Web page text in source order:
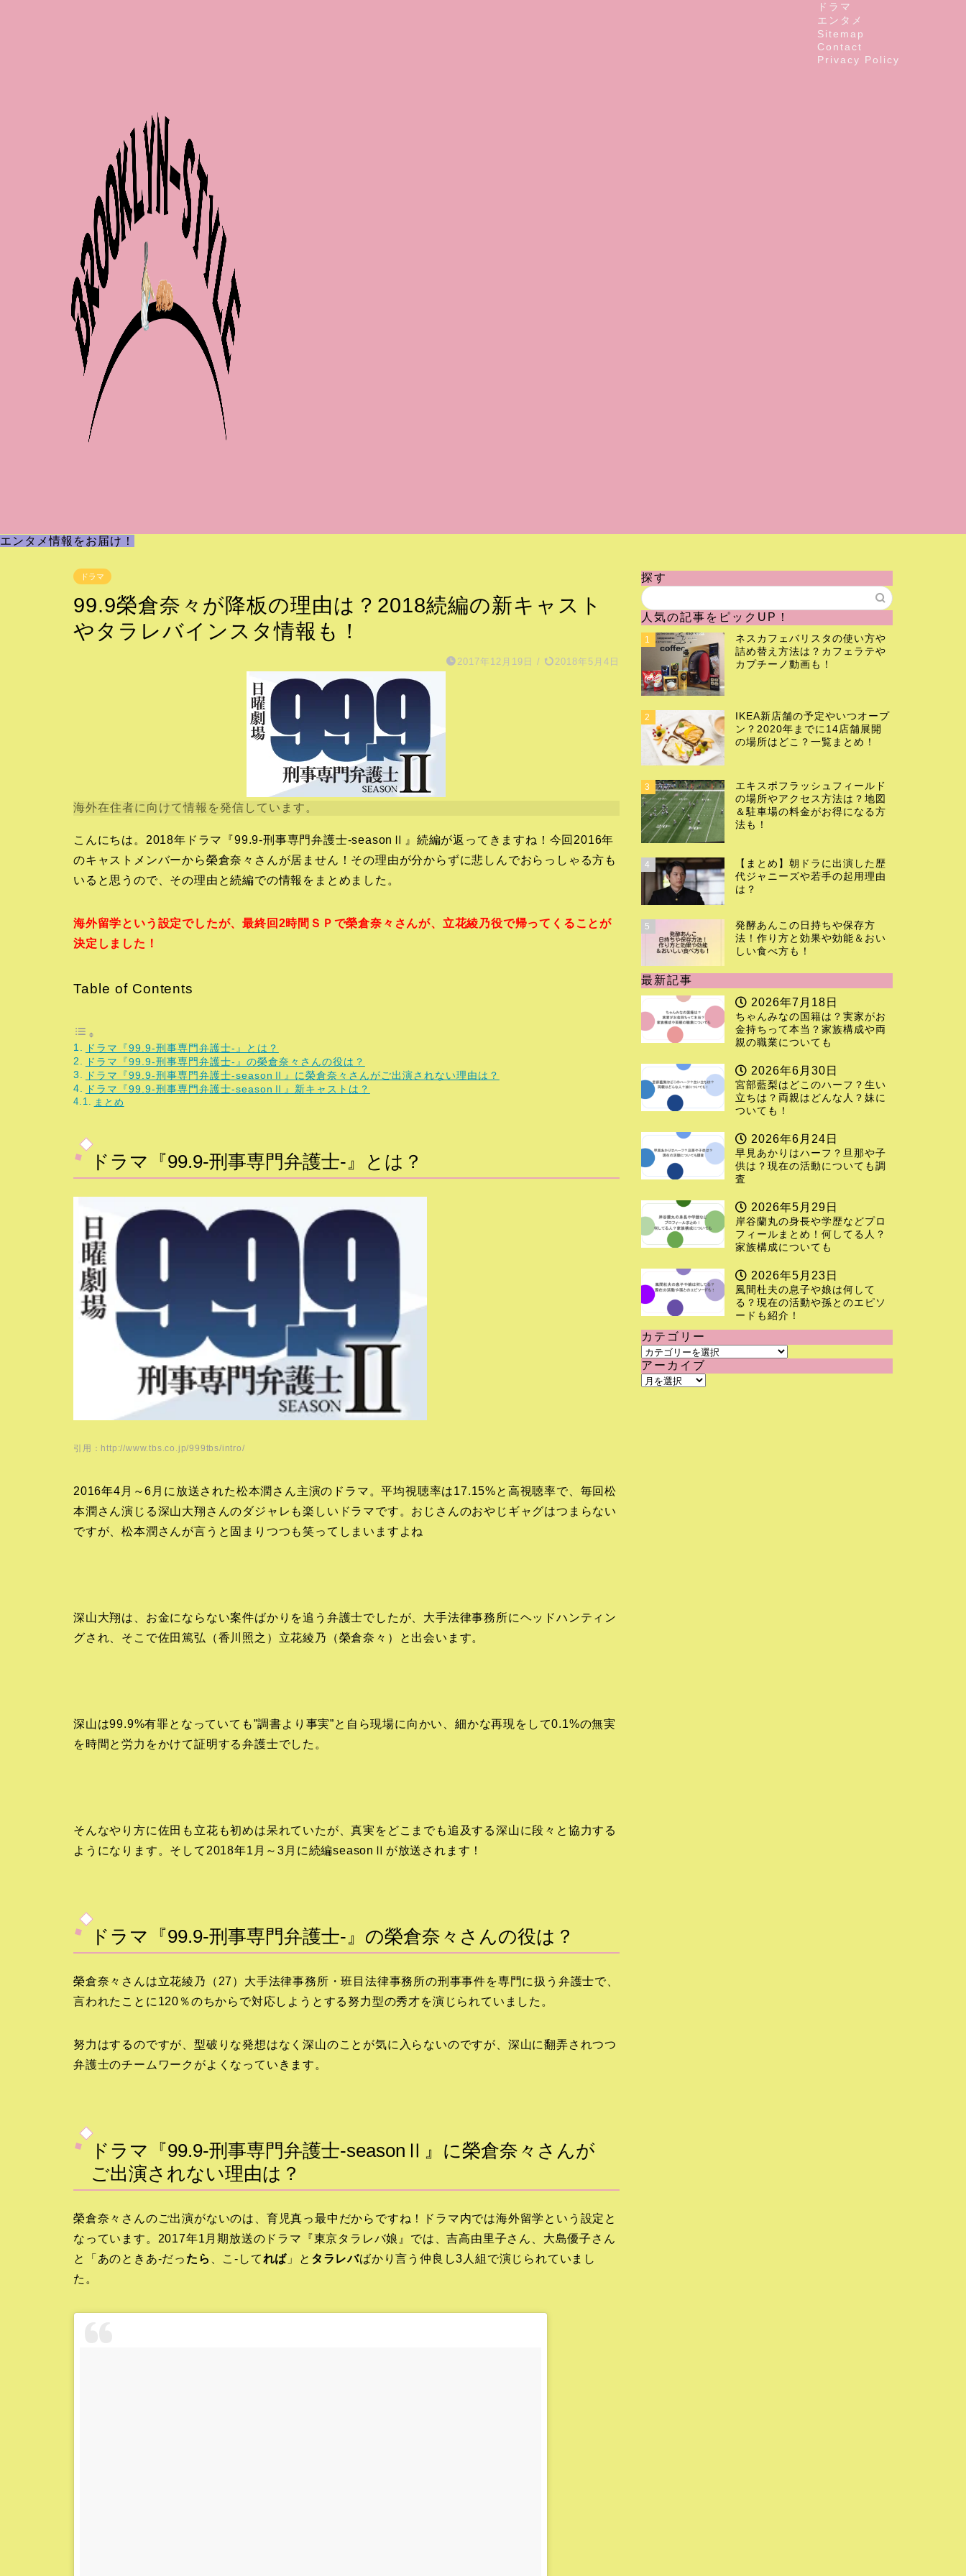
ドラマ
エンタメ
Sitemap
Contact
Privacy Policy
エンタメ情報をお届け！
ドラマ
99.9榮倉奈々が降板の理由は？2018続編の新キャスト
やタラレバインスタ情報も！
2017年12月19日 / 2018年5月4日
海外在住者に向けて情報を発信しています。
こんにちは。2018年ドラマ『99.9-刑事専門弁護士-seasonⅡ』続編が返ってきますね！今回2016年
のキャストメンバーから榮倉奈々さんが居ません！その理由が分からずに悲しんでおらっしゃる方も
いると思うので、その理由と続編での情報をまとめました。
海外留学という設定でしたが、最終回2時間ＳＰで榮倉奈々さんが、立花綾乃役で帰ってくることが
決定しました！
Table of Contents
ドラマ『99.9-刑事専門弁護士-』とは？
ドラマ『99.9-刑事専門弁護士-』の榮倉奈々さんの役は？
ドラマ『99.9-刑事専門弁護士-seasonⅡ』に榮倉奈々さんがご出演されない理由は？
ドラマ『99.9-刑事専門弁護士-seasonⅡ』新キャストは？
まとめ
ドラマ『99.9-刑事専門弁護士-』とは？
引用：http://www.tbs.co.jp/999tbs/intro/
2016年4月～6月に放送された松本潤さん主演のドラマ。平均視聴率は17.15%と高視聴率で、毎回松
本潤さん演じる深山大翔さんのダジャレも楽しいドラマです。おじさんのおやじギャグはつまらない
ですが、松本潤さんが言うと固まりつつも笑ってしまいますよね
深山大翔は、お金にならない案件ばかりを追う弁護士でしたが、大手法律事務所にヘッドハンティン
グされ、そこで佐田篤弘（香川照之）立花綾乃（榮倉奈々）と出会います。
深山は99.9%有罪となっていても”調書より事実”と自ら現場に向かい、細かな再現をして0.1%の無実
を時間と労力をかけて証明する弁護士でした。
そんなやり方に佐田も立花も初めは呆れていたが、真実をどこまでも追及する深山に段々と協力する
ようになります。そして2018年1月～3月に続編seasonⅡが放送されます！
ドラマ『99.9-刑事専門弁護士-』の榮倉奈々さんの役は？
榮倉奈々さんは立花綾乃（27）大手法律事務所・班目法律事務所の刑事事件を専門に扱う弁護士で、
言われたことに120％のちからで対応しようとする努力型の秀才を演じられていました。
努力はするのですが、型破りな発想はなく深山のことが気に入らないのですが、深山に翻弄されつつ
弁護士のチームワークがよくなっていきます。
ドラマ『99.9-刑事専門弁護士-seasonⅡ』に榮倉奈々さんが
ご出演されない理由は？
榮倉奈々さんのご出演がないのは、育児真っ最中だからですね！ドラマ内では海外留学という設定と
なっています。2017年1月期放送のドラマ『東京タラレバ娘』では、吉高由里子さん、大島優子さん
と「あのときあ-だっ たら 、こ-してれば 」と タラレバばかり言う仲良し3人組で演じられていまし
た。
探す
人気の記事をピックUP！
1
ネスカフェバリスタの使い方や
詰め替え方法は？カフェラテや
カプチーノ動画も！
2
IKEA新店舗の予定やいつオープ
ン？2020年までに14店舗展開
の場所はどこ？一覧まとめ！
3
エキスポフラッシュフィールド
の場所やアクセス方法は？地図
＆駐車場の料金がお得になる方
法も！
4
【まとめ】朝ドラに出演した歴
代ジャニーズや若手の起用理由
は？
5
発酵あんこの日持ちや保存方
法！作り方と効果や効能＆おい
しい食べ方も！
最新記事
2026年7月18日
ちゃんみなの国籍は？実家がお
金持ちって本当？家族構成や両
親の職業についても
2026年6月30日
宮部藍梨はどこのハーフ？生い
立ちは？両親はどんな人？妹に
ついても！
2026年6月24日
早見あかりはハーフ？旦那や子
供は？現在の活動についても調
査
2026年5月29日
岸谷蘭丸の身長や学歴などプロ
フィールまとめ！何してる人？
家族構成についても
2026年5月23日
風間杜夫の息子や娘は何して
る？現在の活動や孫とのエピソ
ードも紹介！
カテゴリー
カ
テ
ゴ
アーカイブ
ア